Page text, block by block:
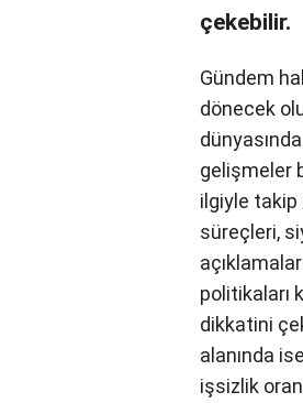
çekebilir.
Gündem
geri
politika
yaşanan
büyük bir
ediliyor.
süreçleri,
liderlerin
ve hükümet